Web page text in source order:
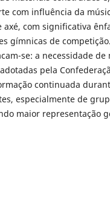
com influência da
com significativa
gímnicas de
se: a necessidade de
pela
continuada
especialmente de
maior representação